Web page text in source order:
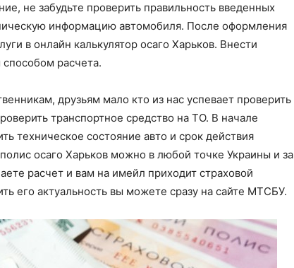
не забудьте проверить правильность введенных
информацию автомобиля. После оформления
в онлайн калькулятор осаго Харьков. Внести
расчета.
друзьям мало кто из нас успевает проверить
транспортное средство на ТО. В начале
техническое состояние авто и срок действия
осаго Харьков можно в любой точке Украины и за
расчет и вам на имейл приходит страховой
его актуальность вы можете сразу на сайте МТСБУ.